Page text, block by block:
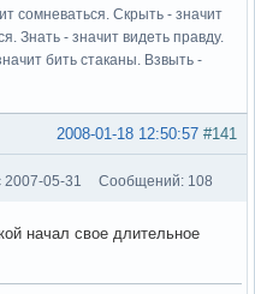
сомневаться. Скрыть - значит
Знать - значит видеть правду.
бить стаканы. Взвыть -
#141
2008-01-18 12:50:57
2007-05-31 Сообщений: 108
начал свое длительное